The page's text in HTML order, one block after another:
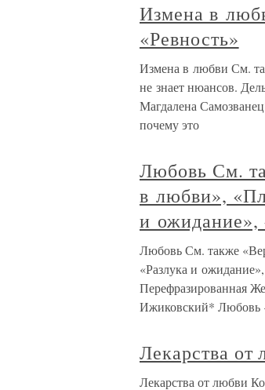
Измена в
«Ревность»
Измена в любви См.
не знает нюансов.
Магдалена
почему это
Любовь См.
в любви»,
и ожидание»,
Любовь См. также
«Разлука и
Перефразированная
Ижиковский* Любовь
Лекарства от
Лекарства от любви